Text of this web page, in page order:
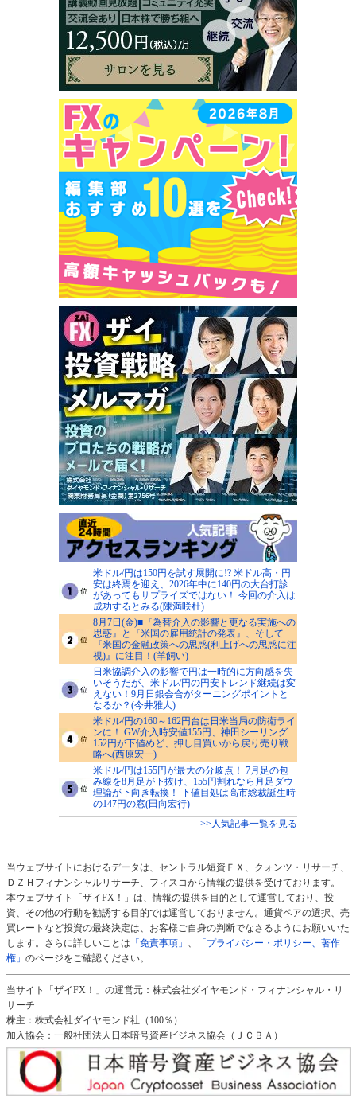
米ドル/円は150円を試す展開に!? 米ドル高・円
安は終焉を迎え、2026年中に140円の大台打診
があってもサプライズではない！ 今回の介入は
成功するとみる(陳満咲杜)
8月7日(金)■『為替介入の影響と更なる実施への
思惑』と『米国の雇用統計の発表』、そして
『米国の金融政策への思惑(利上げへの思惑に注
視)』に注目！(羊飼い)
日米協調介入の影響で円は一時的に方向感を失
いそうだが、米ドル/円の円安トレンド継続は変
えない！9月日銀会合がターニングポイントと
なるか？(今井雅人)
米ドル/円の160～162円台は日米当局の防衛ライ
ンに！ GW介入時安値155円、神田シーリング
152円が下値めど、押し目買いから戻り売り戦
略へ(西原宏一)
米ドル/円は155円が最大の分岐点！ 7月足の包
み線を8月足が下抜け、155円割れなら月足ダウ
理論が下向き転換！ 下値目処は高市総裁誕生時
の147円の窓(田向宏行)
>>人気記事一覧を見る
当ウェブサイトにおけるデータは、セントラル短資ＦＸ、クォンツ・リサーチ、
ＤＺＨフィナンシャルリサーチ、フィスコから情報の提供を受けております。
本ウェブサイト「ザイFX！」は、情報の提供を目的として運営しており、投
資、その他の行動を勧誘する目的では運営しておりません。通貨ペアの選択、売
買レートなど投資の最終決定は、お客様ご自身の判断でなさるようにお願いいた
します。さらに詳しいことは 「免責事項」 、
「プライバシー・ポリシー、著作
権」 のページをご確認ください。
当サイト「ザイFX！」の運営元：株式会社ダイヤモンド・フィナンシャル・リ
サーチ
株主：株式会社ダイヤモンド社（100％）
加入協会：一般社団法人日本暗号資産ビジネス協会（ＪＣＢＡ）